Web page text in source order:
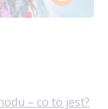
– co to jest?